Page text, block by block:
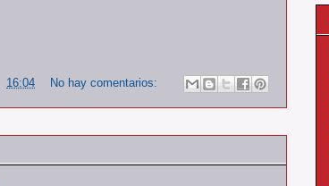
16:04 No hay comentarios: